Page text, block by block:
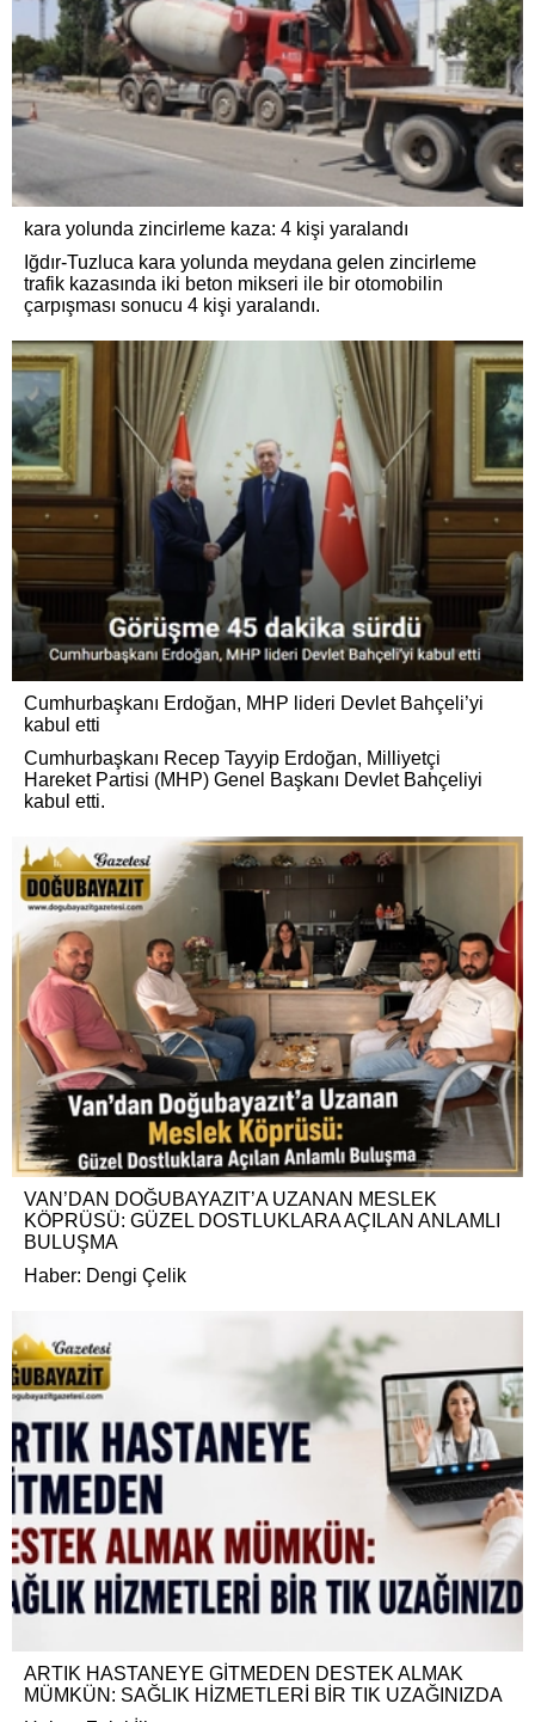
kara yolunda zincirleme kaza: 4 kişi yaralandı
Iğdır-Tuzluca kara yolunda meydana gelen zincirleme
trafik kazasında iki beton mikseri ile bir otomobilin
çarpışması sonucu 4 kişi yaralandı.
Cumhurbaşkanı Erdoğan, MHP lideri Devlet Bahçeli’yi
kabul etti
Cumhurbaşkanı Recep Tayyip Erdoğan, Milliyetçi
Hareket Partisi (MHP) Genel Başkanı Devlet Bahçeliyi
kabul etti.
VAN’DAN DOĞUBAYAZIT’A UZANAN MESLEK
KÖPRÜSÜ: GÜZEL DOSTLUKLARA AÇILAN ANLAMLI
BULUŞMA
Haber: Dengi Çelik
ARTIK HASTANEYE GİTMEDEN DESTEK ALMAK
MÜMKÜN: SAĞLIK HİZMETLERİ BİR TIK UZAĞINIZDA